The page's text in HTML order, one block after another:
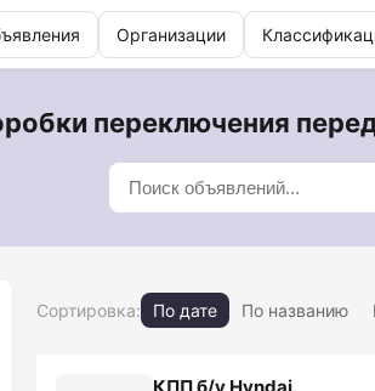
Организации
переключения
Сортировка: По дате По названию